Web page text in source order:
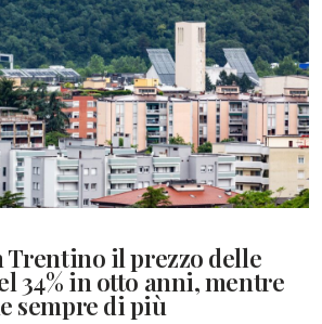
Trentino il prezzo delle
34% in otto anni, mentre
sempre di più